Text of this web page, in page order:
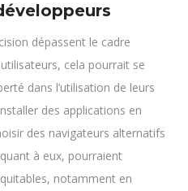
dépassent le cadre
cela pourrait se
dans l’utilisation de leurs
des applications en
des navigateurs alternatifs
à eux, pourraient
notamment en